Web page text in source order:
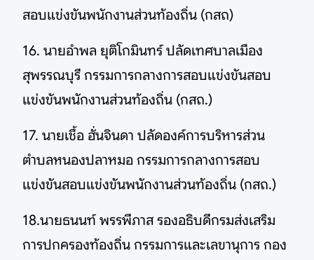
สอบแข่งขันพนักงานส่วนท้องถิ่น (กสถ)
16. นายอำพล ยุติโกมินทร์ ปลัดเทศบาลเมือง
สุพรรณบุรี กรรมการกลางการสอบแข่งขันสอบ
แข่งขันพนักงานส่วนท้องถิ่น (กสถ.)
17. นายเชื้อ ฮั่นจินดา ปลัดองค์การบริหารส่วน
ตำบลหนองปลาหมอ กรรมการกลางการสอบ
แข่งขันสอบแข่งขันพนักงานส่วนท้องถิ่น (กสถ.)
18.นายธนนท์ พรรพีภาส รองอธิบดีกรมส่งเสริม
การปกครองท้องถิ่น กรรมการและเลขานุการ กอง